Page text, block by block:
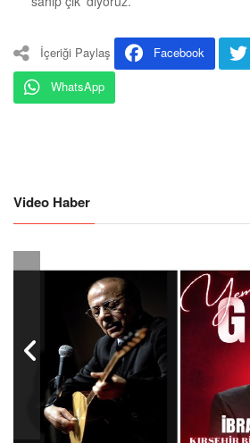
İçeriği Paylaş Facebook
WhatsApp
Video Haber